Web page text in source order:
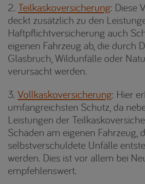
Teilkaskoversicherung: Diese
deckt zusätzlich zu den
Haftpflichtversicherung auch
eigenen Fahrzeug ab, die durch
Glasbruch, Wildunfälle oder
verursacht werden.
Vollkaskoversicherung: Hier
umfangreichsten Schutz, da
Leistungen der
Schäden am eigenen Fahrzeug,
selbstverschuldete Unfälle
werden. Dies ist vor allem bei
empfehlenswert.